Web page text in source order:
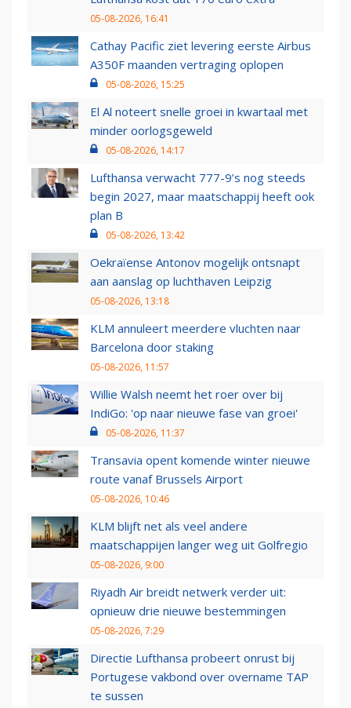
05-08-2026, 16:41
Cathay Pacific ziet levering eerste Airbus
A350F maanden vertraging oplopen
05-08-2026, 15:25
El Al noteert snelle groei in kwartaal met
minder oorlogsgeweld
05-08-2026, 14:17
Lufthansa verwacht 777-9’s nog steeds
begin 2027, maar maatschappij heeft ook
plan B
05-08-2026, 13:42
Oekraïense Antonov mogelijk ontsnapt
aan aanslag op luchthaven Leipzig
05-08-2026, 13:18
KLM annuleert meerdere vluchten naar
Barcelona door staking
05-08-2026, 11:57
Willie Walsh neemt het roer over bij
IndiGo: 'op naar nieuwe fase van groei'
05-08-2026, 11:37
Transavia opent komende winter nieuwe
route vanaf Brussels Airport
05-08-2026, 10:46
KLM blijft net als veel andere
maatschappijen langer weg uit Golfregio
05-08-2026, 9:00
Riyadh Air breidt netwerk verder uit:
opnieuw drie nieuwe bestemmingen
05-08-2026, 7:29
Directie Lufthansa probeert onrust bij
Portugese vakbond over overname TAP
te sussen